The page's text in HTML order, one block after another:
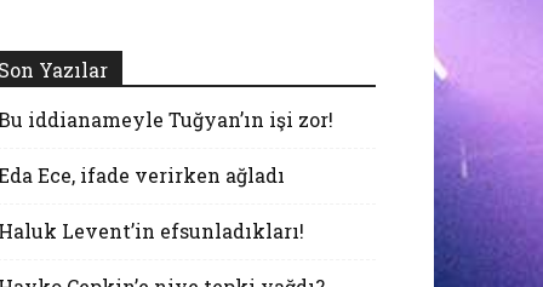
Yazılar
iddianameyle Tuğyan’ın işi zor!
Ece, ifade verirken ağladı
Levent’in efsunladıkları!